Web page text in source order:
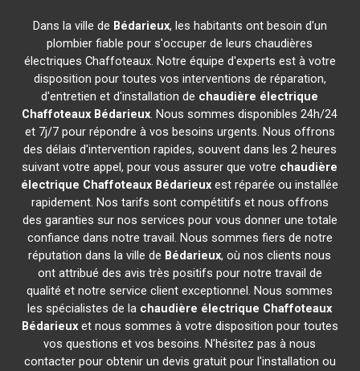
Dans la ville de Bédarieux, les habitants ont besoin d'un
plombier fiable pour s'occuper de leurs chaudières
électriques Chaffoteaux. Notre équipe d'experts est à votre
disposition pour toutes vos interventions de réparation,
d'entretien et d'installation de chaudière électrique
Chaffoteaux Bédarieux. Nous sommes disponibles 24h/24
et 7j/7 pour répondre à vos besoins urgents. Nous offrons
des délais d'intervention rapides, souvent dans les 2 heures
suivant votre appel, pour vous assurer que votre chaudière
électrique Chaffoteaux Bédarieux est réparée ou installée
rapidement. Nos tarifs sont compétitifs et nous offrons
des garanties sur nos services pour vous donner une totale
confiance dans notre travail. Nous sommes fiers de notre
réputation dans la ville de Bédarieux, où nos clients nous
ont attribué des avis très positifs pour notre travail de
qualité et notre service client exceptionnel. Nous sommes
les spécialistes de la chaudière électrique Chaffoteaux
Bédarieuxet nous sommes à votre disposition pour toutes
vos questions et vos besoins. N'hésitez pas à nous
contacter pour obtenir un devis gratuit pour l'installation ou